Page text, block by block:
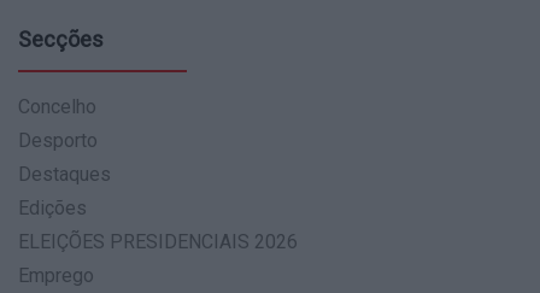
Secções
Concelho
Desporto
Destaques
Edições
ELEIÇÕES PRESIDENCIAIS 2026
Emprego